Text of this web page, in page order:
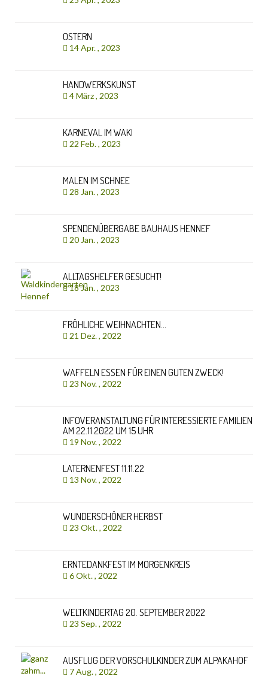
OSTERN
14 Apr. , 2023
HANDWERKSKUNST
4 März , 2023
KARNEVAL IM WAKI
22 Feb. , 2023
MALEN IM SCHNEE
28 Jan. , 2023
SPENDENÜBERGABE BAUHAUS HENNEF
20 Jan. , 2023
ALLTAGSHELFER GESUCHT!
18 Jan. , 2023
FRÖHLICHE WEIHNACHTEN…
21 Dez. , 2022
WAFFELN ESSEN FÜR EINEN GUTEN ZWECK!
23 Nov. , 2022
INFOVERANSTALTUNG FÜR INTERESSIERTE FAMILIEN
AM 22.11.2022 UM 15 UHR
19 Nov. , 2022
LATERNENFEST 11.11.22
13 Nov. , 2022
WUNDERSCHÖNER HERBST
23 Okt. , 2022
ERNTEDANKFEST IM MORGENKREIS
6 Okt. , 2022
WELTKINDERTAG 20. SEPTEMBER 2022
23 Sep. , 2022
AUSFLUG DER VORSCHULKINDER ZUM ALPAKAHOF
7 Aug. , 2022